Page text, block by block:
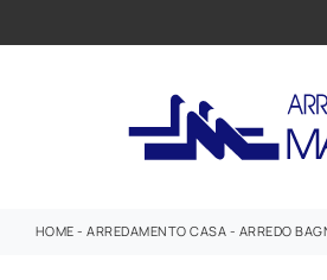
HOME - ARREDAMENTO CASA - ARREDO